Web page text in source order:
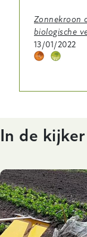
Zonnekroon
biologische
13/01/2022
ThemaThema
In de kijker